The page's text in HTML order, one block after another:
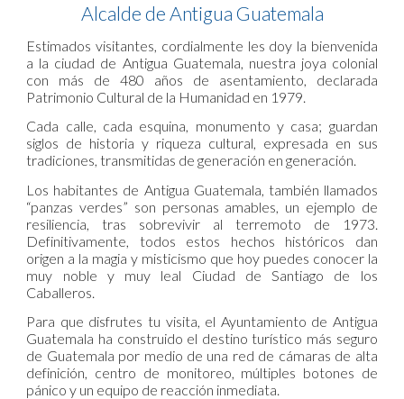
Alcalde de Antigua Guatemala
Estimados visitantes, cordialmente les doy la bienvenida
a la ciudad de Antigua Guatemala, nuestra joya colonial
con más de 480 años de asentamiento, declarada
Patrimonio Cultural de la Humanidad en 1979.
Cada calle, cada esquina, monumento y casa; guardan
siglos de historia y riqueza cultural, expresada en sus
tradiciones, transmitidas de generación en generación.
Los habitantes de Antigua Guatemala, también llamados
“panzas verdes” son personas amables, un ejemplo de
resiliencia, tras sobrevivir al terremoto de 1973.
Definitivamente, todos estos hechos históricos dan
origen a la magia y misticismo que hoy puedes conocer la
muy noble y muy leal Ciudad de Santiago de los
Caballeros.
Para que disfrutes tu visita, el Ayuntamiento de Antigua
Guatemala ha construido el destino turístico más seguro
de Guatemala por medio de una red de cámaras de alta
definición, centro de monitoreo, múltiples botones de
pánico y un equipo de reacción inmediata.